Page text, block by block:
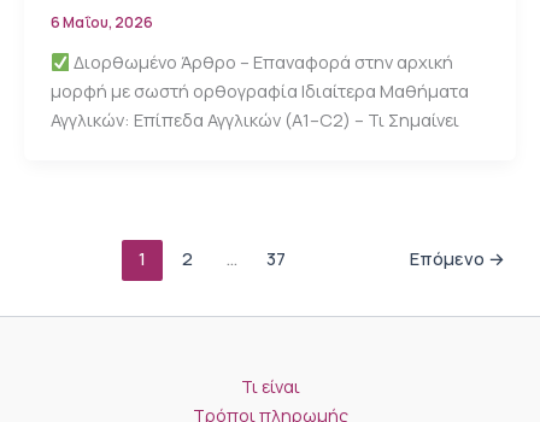
6 Μαΐου, 2026
Διορθωμένο Άρθρο – Επαναφορά στην αρχική
μορφή με σωστή ορθογραφία Ιδιαίτερα Μαθήματα
Αγγλικών: Επίπεδα Αγγλικών (A1–C2) – Τι Σημαίνει
1 2 … 37 Επόμενο →
Τι είναι
Τρόποι πληρωμής